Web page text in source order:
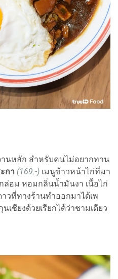
นหลัก สำหรับคนไม่อยากทาน
กา (169.-) เมนูข้าวหน้าไก่ที่มา
ล่อม หอมกลิ่นน้ำมันงา เนื้อไก่
วที่ทางร้านทำออกมาได้เพ
เชียงด้วยเรียกได้ว่าชามเดียว